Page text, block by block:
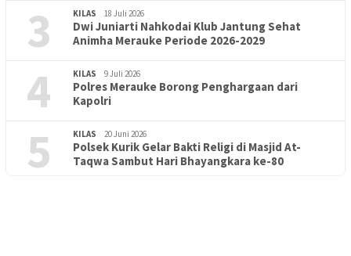
3 KILAS 18 Juli 2026
Dwi Juniarti Nahkodai Klub Jantung Sehat
Animha Merauke Periode 2026-2029
4 KILAS 9 Juli 2026
Polres Merauke Borong Penghargaan dari
Kapolri
5 KILAS 20 Juni 2026
Polsek Kurik Gelar Bakti Religi di Masjid At-
Taqwa Sambut Hari Bhayangkara ke-80
PENDIDIKAN 18 Juni 2026
Lepas Puluhan Peserta Didik, TK Yapis 2 Merauke Siapkan